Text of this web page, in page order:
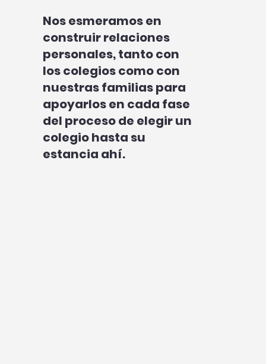
Nos esmeramos en
construir relaciones
personales, tanto con
los colegios como con
nuestras familias para
apoyarlos en cada fase
del proceso de elegir un
colegio hasta su
estancia ahí.